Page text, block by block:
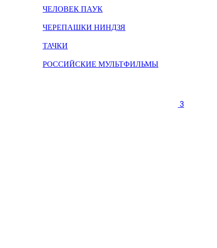
ЧЕЛОВЕК ПАУК
ЧЕРЕПАШКИ НИНДЗЯ
ТАЧКИ
РОССИЙСКИЕ МУЛЬТФИЛЬМЫ
3